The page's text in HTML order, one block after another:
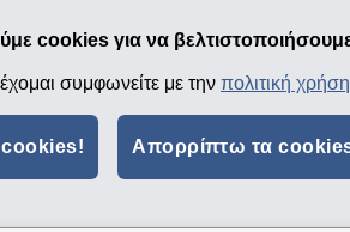
cookies για να
συμφωνείτε με την πολιτική
cookies! Απορρίπτω τα